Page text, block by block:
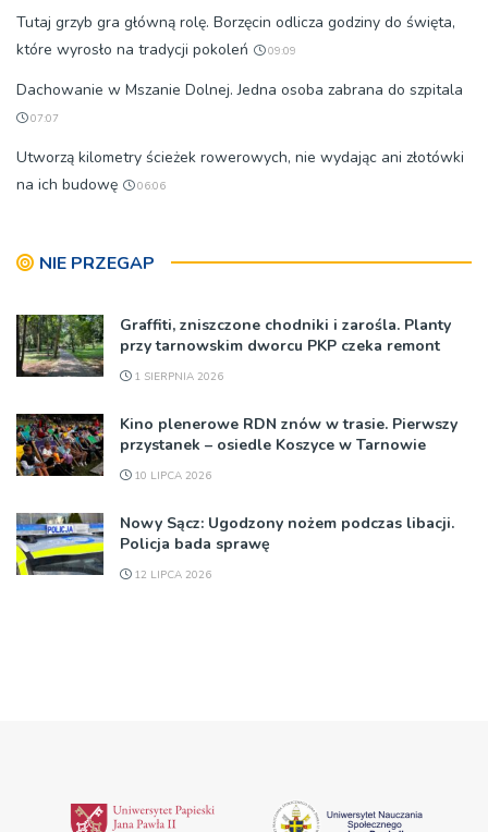
Tutaj grzyb gra główną rolę. Borzęcin odlicza godziny do święta,
które wyrosło na tradycji pokoleń
09:09
Dachowanie w Mszanie Dolnej. Jedna osoba zabrana do szpitala
07:07
Utworzą kilometry ścieżek rowerowych, nie wydając ani złotówki
na ich budowę
06:06
NIE PRZEGAP
Graffiti, zniszczone chodniki i zarośla. Planty
przy tarnowskim dworcu PKP czeka remont
1 SIERPNIA 2026
Kino plenerowe RDN znów w trasie. Pierwszy
przystanek – osiedle Koszyce w Tarnowie
10 LIPCA 2026
Nowy Sącz: Ugodzony nożem podczas libacji.
Policja bada sprawę
12 LIPCA 2026